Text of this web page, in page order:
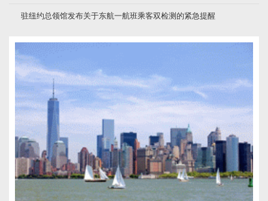
驻纽约总领馆发布关于东航一航班乘客双检测的紧急提醒